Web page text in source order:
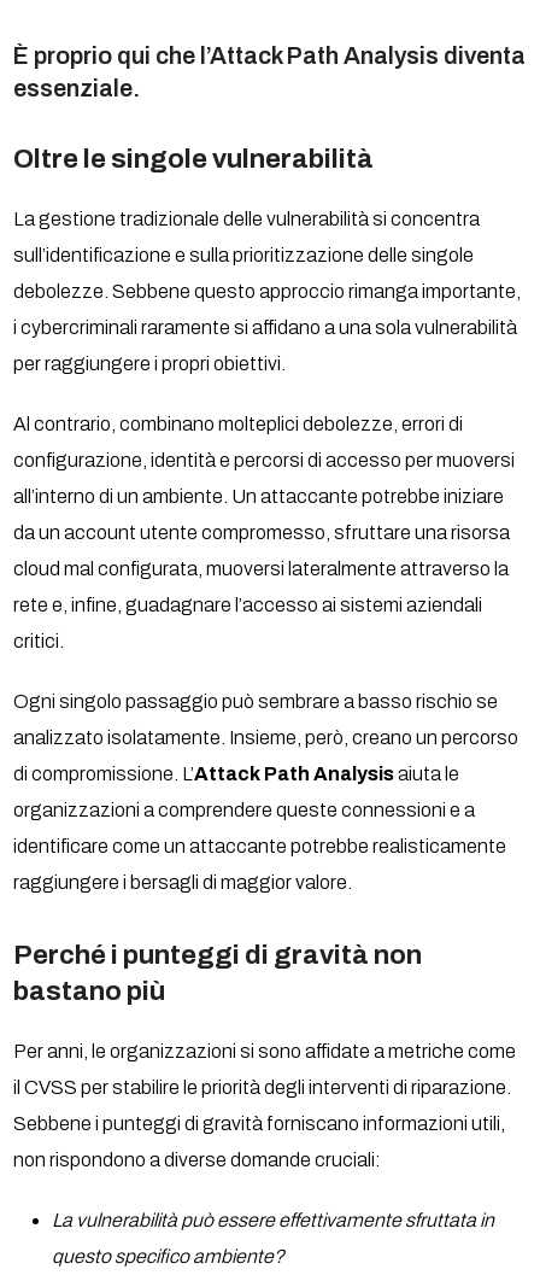
È proprio qui che l’Attack Path Analysis diventa
essenziale.
Oltre le singole vulnerabilità
La gestione tradizionale delle vulnerabilità si concentra
sull’identificazione e sulla prioritizzazione delle singole
debolezze. Sebbene questo approccio rimanga importante,
i cybercriminali raramente si affidano a una sola vulnerabilità
per raggiungere i propri obiettivi.
Al contrario, combinano molteplici debolezze, errori di
configurazione, identità e percorsi di accesso per muoversi
all’interno di un ambiente. Un attaccante potrebbe iniziare
da un account utente compromesso, sfruttare una risorsa
cloud mal configurata, muoversi lateralmente attraverso la
rete e, infine, guadagnare l’accesso ai sistemi aziendali
critici.
Ogni singolo passaggio può sembrare a basso rischio se
analizzato isolatamente. Insieme, però, creano un percorso
di compromissione. L’Attack Path Analysisaiuta le
organizzazioni a comprendere queste connessioni e a
identificare come un attaccante potrebbe realisticamente
raggiungere i bersagli di maggior valore.
Perché i punteggi di gravità non
bastano più
Per anni, le organizzazioni si sono affidate a metriche come
il CVSS per stabilire le priorità degli interventi di riparazione.
Sebbene i punteggi di gravità forniscano informazioni utili,
non rispondono a diverse domande cruciali:
La vulnerabilità può essere effettivamente sfruttata in
questo specifico ambiente?